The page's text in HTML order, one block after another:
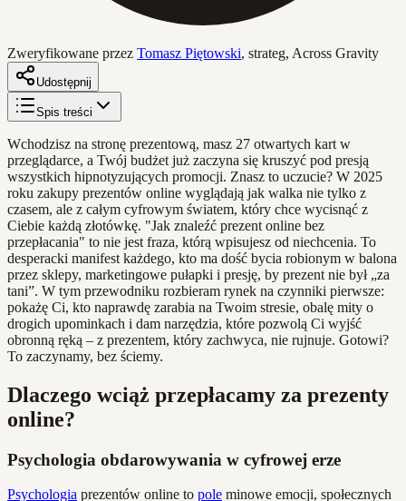
Zweryfikowane przez Tomasz Piętowski, strateg, Across Gravity
Udostępnij
Spis treści
Wchodzisz na stronę prezentową, masz 27 otwartych kart w
przeglądarce, a Twój budżet już zaczyna się kruszyć pod presją
wszystkich hipnotyzujących promocji. Znasz to uczucie? W 2025
roku zakupy prezentów online wyglądają jak walka nie tylko z
czasem, ale z całym cyfrowym światem, który chce wycisnąć z
Ciebie każdą złotówkę. "Jak znaleźć prezent online bez
przepłacania" to nie jest fraza, którą wpisujesz od niechcenia. To
desperacki manifest każdego, kto ma dość bycia robionym w balona
przez sklepy, marketingowe pułapki i presję, by prezent nie był „za
tani”. W tym przewodniku rozbieram rynek na czynniki pierwsze:
pokażę Ci, kto naprawdę zarabia na Twoim stresie, obalę mity o
drogich upominkach i dam narzędzia, które pozwolą Ci wyjść
obronną ręką – z prezentem, który zachwyca, nie rujnuje. Gotowi?
To zaczynamy, bez ściemy.
Dlaczego wciąż przepłacamy za prezenty
online?
Psychologia obdarowywania w cyfrowej erze
Psychologia prezentów online to pole minowe emocji, społecznych